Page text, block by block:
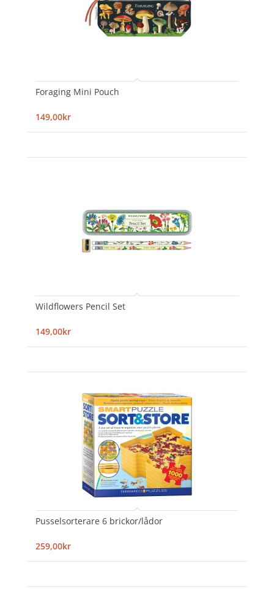
Foraging Mini Pouch
149,00kr
Wildflowers Pencil Set
149,00kr
Pusselsorterare 6 brickor/lådor
259,00kr